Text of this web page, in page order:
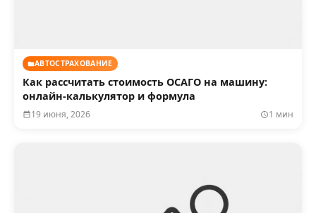
АВТОСТРАХОВАНИЕ
Как рассчитать стоимость ОСАГО на машину:
онлайн-калькулятор и формула
19 июня, 2026 1 мин